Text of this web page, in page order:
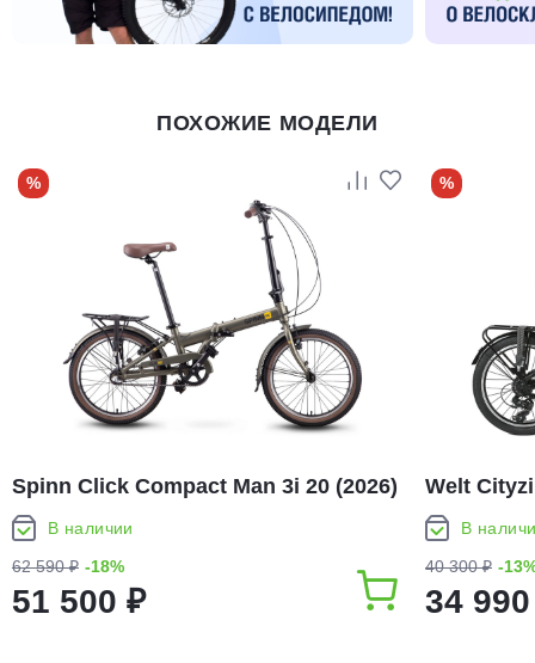
ПОХОЖИЕ МОДЕЛИ
%
Spinn Click Compact Man 3i 20 (2026)
В наличии
62 590 ₽ -18%
51 500 ₽
%
Welt
В
40 300 ₽ -
34